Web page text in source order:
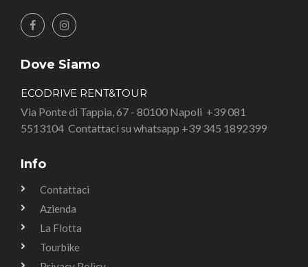
Dove Siamo
ECODRIVE RENT&TOUR
Via Ponte di Tappia, 67 - 80100 Napoli +39 081
5513104 Contattaci su whatsapp +39 345 1892399
Info
Contattaci
Azienda
La Flotta
Tourbike